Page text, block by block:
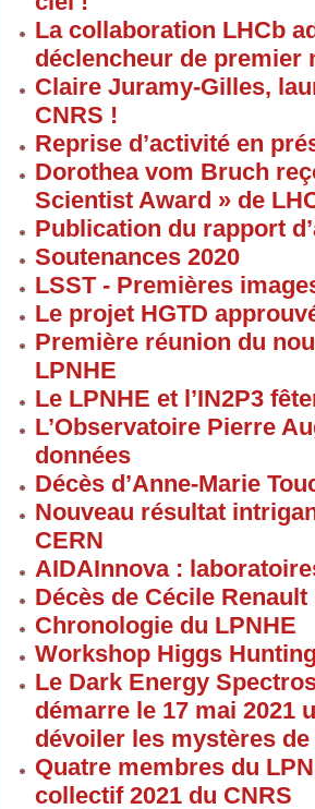
La collaboration LHCb
déclencheur de premier
Claire Juramy-Gilles,
CNRS !
Reprise d’activité en
Dorothea vom Bruch
Scientist Award » de
Publication du rapport
Soutenances 2020
LSST - Premières
Le projet HGTD
Première réunion du
LPNHE
Le LPNHE et l’IN2P3
L’Observatoire Pierre
données
Décès d’Anne-Marie
Nouveau résultat
CERN
AIDAInnova :
Décès de Cécile Renault
Chronologie du LPNHE
Workshop Higgs
Le Dark Energy
démarre le 17 mai 2021
dévoiler les mystères de
Quatre membres du
collectif 2021 du CNRS